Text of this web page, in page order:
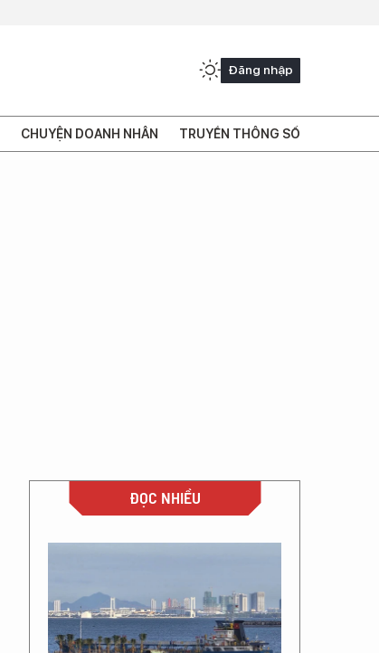
Đăng nhập
CHUYỆN DOANH NHÂN TRUYỀN THÔNG SỐ
ĐỌC NHIỀU